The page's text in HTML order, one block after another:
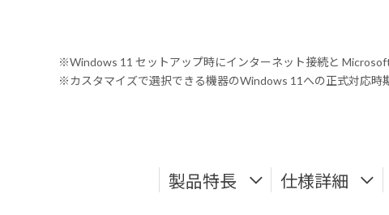
※Windows 11 セットアップ時にインターネット接続と Microsoft
※カスタマイズで選択できる機器のWindows 11への正式対応時
製品特長 仕様詳細